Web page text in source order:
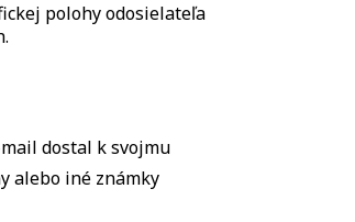
polohy odosielateľa
dostal k svojmu
alebo iné známky